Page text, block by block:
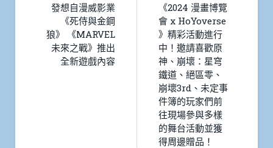
發想自漫威影業
《死侍與金鋼
狼》 《MARVEL
未來之戰》推出
全新遊戲內容
《2024 漫畫博覽
會 x HoYoverse
》精彩活動進行
中！邀請喜歡原
神、崩壞：星穹
鐵道、絕區零、
崩壞3rd、未定事
件簿的玩家們前
往現場參與多樣
的舞台活動並獲
得周邊贈品！